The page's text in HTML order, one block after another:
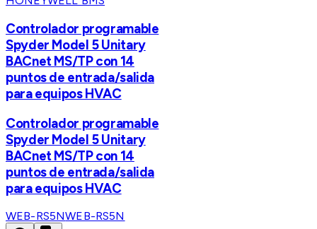
Controlador programable
Spyder Model 5 Unitary
BACnet MS/TP con 14
puntos de entrada/salida
para equipos HVAC
Controlador programable
Spyder Model 5 Unitary
BACnet MS/TP con 14
puntos de entrada/salida
para equipos HVAC
WEB-RS5NWEB-RS5N